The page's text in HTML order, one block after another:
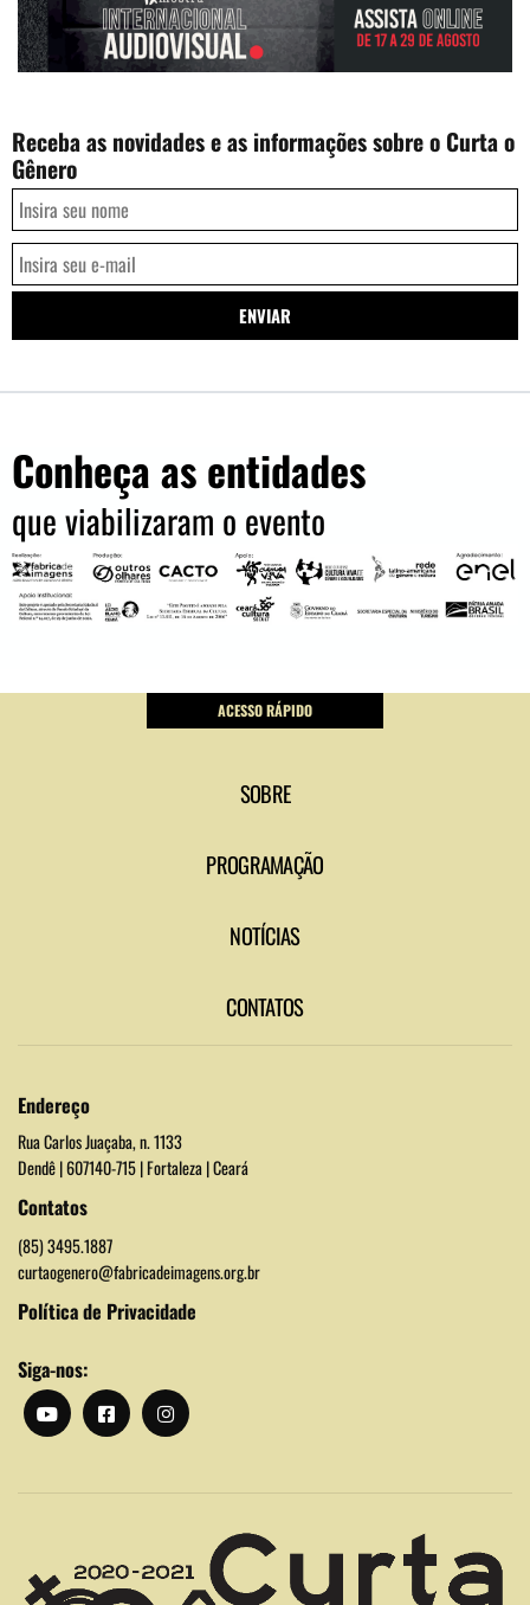
Receba as novidades e as informações sobre o Curta o
Gênero
Conheça as entidades
que viabilizaram o evento
ACESSO RÁPIDO
SOBRE
PROGRAMAÇÃO
NOTÍCIAS
CONTATOS
Endereço
Rua Carlos Juaçaba, n. 1133
Dendê | 607140-715 | Fortaleza | Ceará
Contatos
(85) 3495.1887
curtaogenero@fabricadeimagens.org.br
Política de Privacidade
Siga-nos: